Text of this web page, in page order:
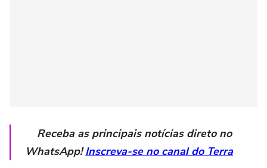
Receba as principais notícias direto no
WhatsApp!Inscreva-se no canal do Terra